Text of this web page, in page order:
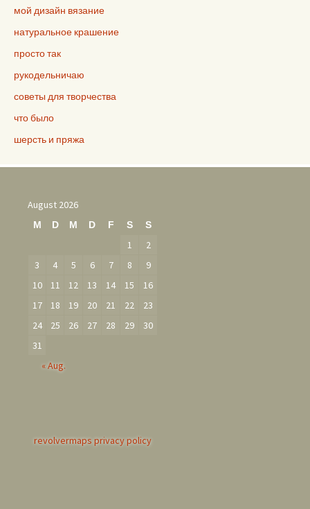
мой дизайн вязание
натуральное крашение
просто так
рукодельничаю
советы для творчества
что было
шерсть и пряжа
August 2026
M D M D F S S
1
2
3
4 5 6 7 8
9
10
11 12 13 14 15
16
17
18 19 20 21 22
23
24
25 26 27 28 29
30
31
« Aug.
revolvermaps privacy policy